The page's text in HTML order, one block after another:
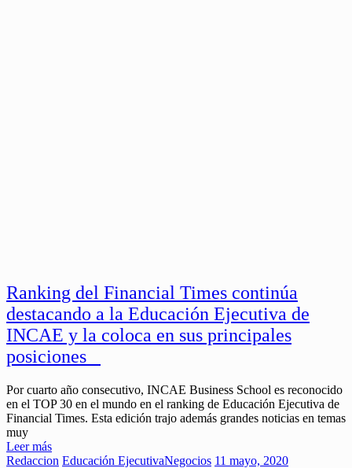
Ranking del Financial Times continúa
destacando a la Educación Ejecutiva de
INCAE y la coloca en sus principales
posiciones
Por cuarto año consecutivo, INCAE Business School es reconocido
en el TOP 30 en el mundo en el ranking de Educación Ejecutiva de
Financial Times. Esta edición trajo además grandes noticias en temas
muy
Leer más
Redaccion Educación EjecutivaNegocios 11 mayo, 2020